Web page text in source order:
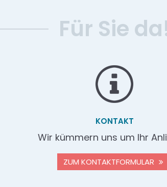
Für Sie
KONTAKT
Wir kümmern uns um Ihr
ZUM KONTAKTFORMULAR